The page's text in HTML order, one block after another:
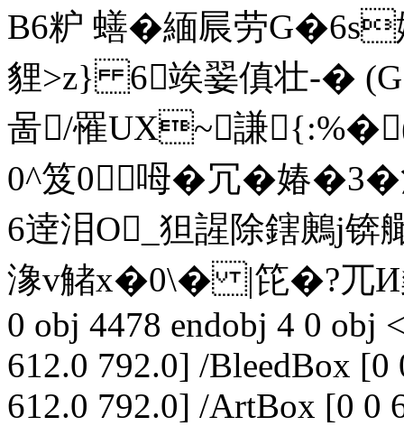
B6粐 蟮�緬屒劳
貍>z} 6竢翣傎壮-� (G
啚/罹UX~謙
0^笈0呣�冗�媋
6逹泪O_狚謃除鎋鶊
潒v觰x�0\� |笓�?兀И
0 obj 4478 endobj 4 0 obj
612.0 792.0] /BleedBox
612.0 792.0] /ArtBox [0 0